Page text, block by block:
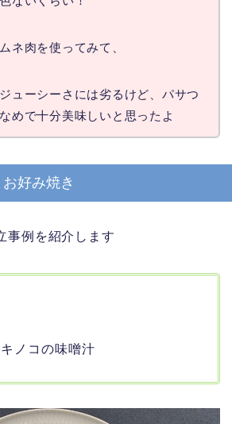
ネ肉を使ってみて、
ューシーさには劣るけど、パサつ
めで十分美味しいと思ったよ
好み焼き
事例を紹介します
ノコの味噌汁